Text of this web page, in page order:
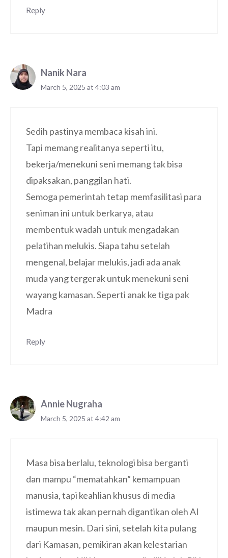
Reply
Nanik Nara
March 5, 2025 at 4:03 am
Sedih pastinya membaca kisah ini.
Tapi memang realitanya seperti itu,
bekerja/menekuni seni memang tak bisa
dipaksakan, panggilan hati.
Semoga pemerintah tetap memfasilitasi para
seniman ini untuk berkarya, atau
membentuk wadah untuk mengadakan
pelatihan melukis. Siapa tahu setelah
mengenal, belajar melukis, jadi ada anak
muda yang tergerak untuk menekuni seni
wayang kamasan. Seperti anak ke tiga pak
Madra
Reply
Annie Nugraha
March 5, 2025 at 4:42 am
Masa bisa berlalu, teknologi bisa berganti
dan mampu “mematahkan” kemampuan
manusia, tapi keahlian khusus di media
istimewa tak akan pernah digantikan oleh AI
maupun mesin. Dari sini, setelah kita pulang
dari Kamasan, pemikiran akan kelestarian